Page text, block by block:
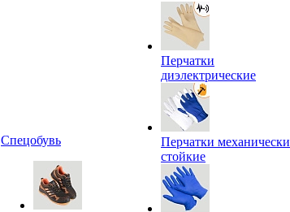
Спецобувь
Перчатки
диэлектрические
Перчатки механически
стойкие